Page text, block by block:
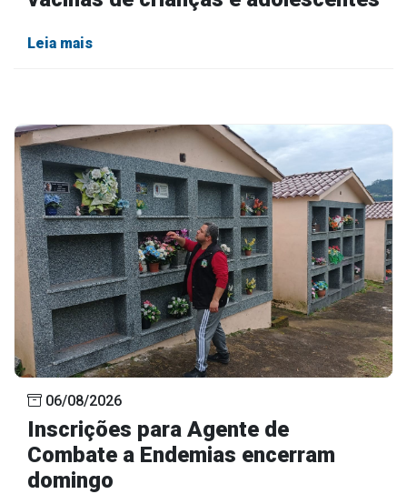
Página Inicial
Leia mais
06/08/2026
Inscrições para Agente de
Combate a Endemias encerram
domingo